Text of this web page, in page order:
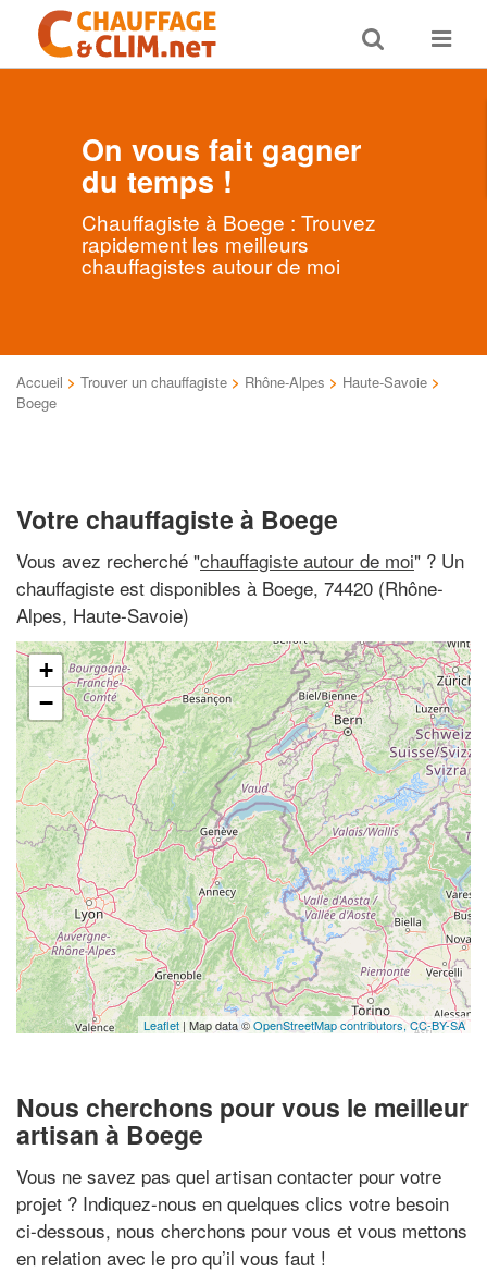
Toggle
search
Toggle
On vous fait gagner
du temps !
Chauffagiste à Boege : Trouvez
rapidement les meilleurs
chauffagistes autour de moi
Accueil > Trouver un chauffagiste > Rhône-Alpes > Haute-Savoie >
Boege
Votre chauffagiste à Boege
Vous avez recherché "chauffagiste autour de moi" ? Un
chauffagiste est disponibles à Boege, 74420 (Rhône-
Alpes, Haute-Savoie)
+
−
Leaflet | Map data ©OpenStreetMap contributors,CC-BY-SA
Nous cherchons pour vous le meilleur
artisan à Boege
Vous ne savez pas quel artisan contacter pour votre
projet ? Indiquez-nous en quelques clics votre besoin
ci-dessous, nous cherchons pour vous et vous mettons
en relation avec le pro qu’il vous faut !